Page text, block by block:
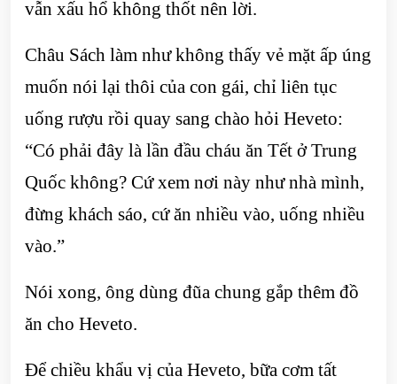
vẫn xấu hổ không thốt nên lời.
Châu Sách làm như không thấy vẻ mặt ấp úng
muốn nói lại thôi của con gái, chỉ liên tục
uống rượu rồi quay sang chào hỏi Heveto:
“Có phải đây là lần đầu cháu ăn Tết ở Trung
Quốc không? Cứ xem nơi này như nhà mình,
đừng khách sáo, cứ ăn nhiều vào, uống nhiều
vào.”
Nói xong, ông dùng đũa chung gắp thêm đồ
ăn cho Heveto.
Để chiều khẩu vị của Heveto, bữa cơm tất